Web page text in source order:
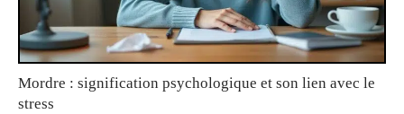
Mordre : signification psychologique et son lien avec le
stress